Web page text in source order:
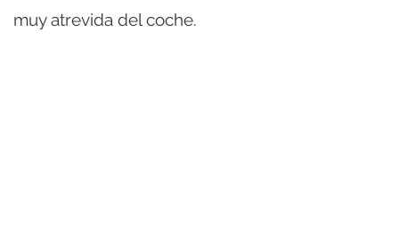
muy atrevida del coche.